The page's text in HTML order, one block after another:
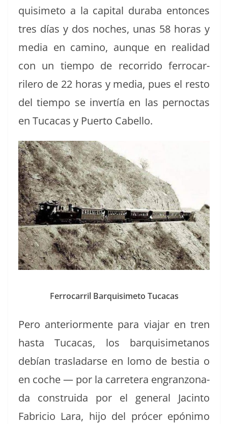
quisime­to a la cap­i­tal dura­ba entonces
tres días y dos noches, unas 58 horas y
media en camino, aunque en real­i­dad
con un tiem­po de recor­ri­do fer­ro­car­
rilero de 22 horas y media, pues el resto
del tiem­po se invertía en las per­noc­tas
en Tuca­cas y Puer­to Cabello.
Fer­ro­car­ril Bar­quisime­to Tucacas
Pero ante­ri­or­mente para via­jar en tren
has­ta Tuca­cas, los bar­quisimetanos
debían trasladarse en lomo de bes­tia o
en coche — por la car­retera engranzon­a­
da con­stru­i­da por el gen­er­al Jac­in­to
Fabri­cio Lara, hijo del prócer epón­i­mo